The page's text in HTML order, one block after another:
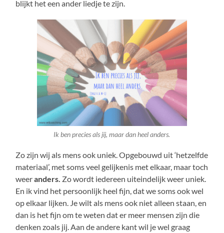
blijkt het een ander liedje te zijn.
Ik ben precies als jij, maar dan heel anders.
Zo zijn wij als mens ook uniek. Opgebouwd uit ‘hetzelfde
materiaal’, met soms veel gelijkenis met elkaar, maar toch
weeranders. Zo wordt iedereen uiteindelijk weer uniek.
En ik vind het persoonlijk heel fijn, dat we soms ook wel
op elkaar lijken. Je wilt als mens ook niet alleen staan, en
dan is het fijn om te weten dat er meer mensen zijn die
denken zoals jij. Aan de andere kant wil je wel graag